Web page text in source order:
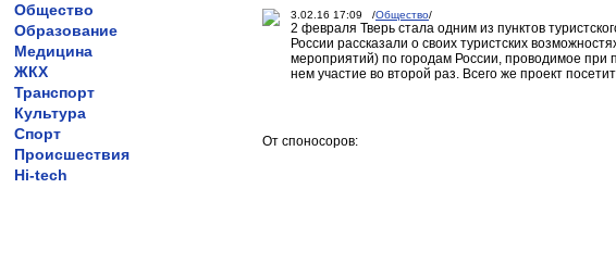
Общество
Образование
Медицина
ЖКХ
Транспорт
Культура
Спорт
Происшествия
Hi-tech
3.02.16 17:09 /Общество/
2 февраля Тверь стала одним из пунктов
России рассказали о своих туристских
мероприятий) по городам России, проводимое при
нем участие во второй раз. Всего же проект
От споносоров: